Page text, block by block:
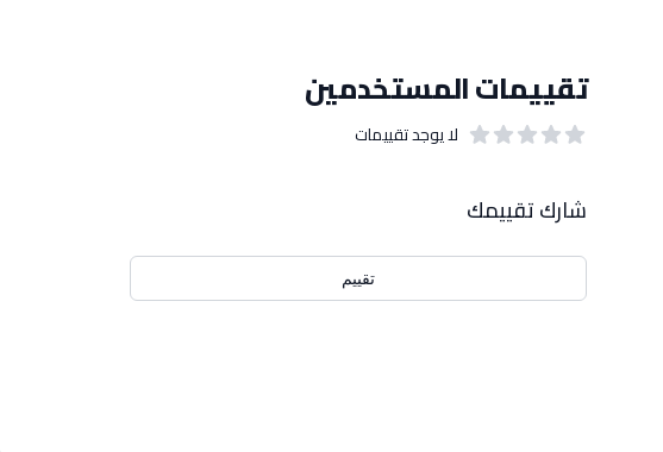
تقييمات المستخدمين
لا يوجد تقييمات
شارك تقييمك
تقييم